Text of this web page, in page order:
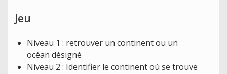
Jeu
Niveau 1 : retrouver un continent ou un
océan désigné
Niveau 2 : Identifier le continent où se trouve